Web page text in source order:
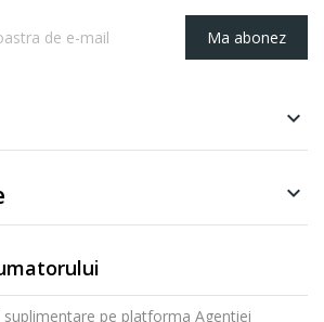
Ma abonez


pe platforma Agentiei